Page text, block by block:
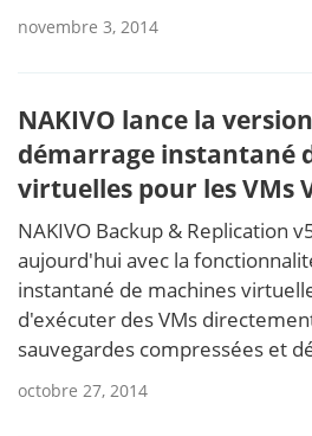
novembre 3, 2014
NAKIVO lance la
démarrage instantané
virtuelles pour les VMs
NAKIVO Backup & Replication
aujourd'hui avec la
instantané de machines
d'exécuter des VMs
sauvegardes compressées et
octobre 27, 2014